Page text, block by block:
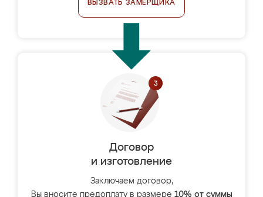
ВЫЗВАТЬ ЗАМЕРЩИКА
Договор
и изготовление
Заключаем договор,
Вы вносите предоплату в размере 10% от суммы